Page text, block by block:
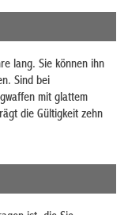
lang. Sie können ihn
Sind bei
mit glattem
die Gültigkeit zehn